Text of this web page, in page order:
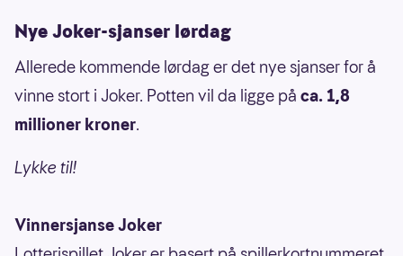
Nye Joker-sjanser lørdag
Allerede kommende lørdag er det nye sjanser for å
vinne stort i Joker. Potten vil da ligge på ca. 1,8
millioner kroner.
Lykke til!
Vinnersjanse Joker